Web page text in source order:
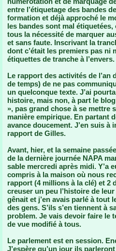
entre l’étiquetage des bandes
formation et déjà approché le
les bandes sont mal
tous la nécessité de marquer
et sans faute. Inscrivant la
dont c’était les premiers pas ni
étiquettes de tranche à l’envers.
Le rapport des activités de
de temps) de ne pas
un quelconque texte. J’ai
histoire, mais non, à part le
», pas grand chose à se mettre
manière empirique. En partant
avance doucement. J’en suis
rapport de Gilles.
Avant, hier, et la semaine
de la dernière journée NAPA
sable mercredi après midi. Y’a
compris à la maison où nous
rapport (4 millions à la clé) et 2
creuser un peu l’histoire de
gênait et j’en avais parlé à tout
des gens. S’ils s’en tiennent à
problem. Je vais devoir faire le
de vue modifié à tous.
Le parlement est en session.
J’espère qu’un jour ils